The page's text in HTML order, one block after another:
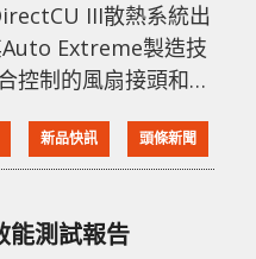
Extreme製造技
控制的風扇接頭和
ROG Strix Vega 64
示輸出包括2x
新品快訊 頭條新聞
能測試報告